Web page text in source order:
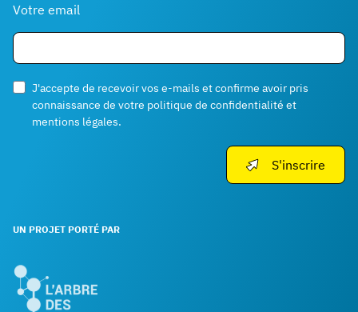
Votre email
J'accepte de recevoir vos e-mails et confirme avoir pris
connaissance de votre politique de confidentialité et
mentions légales.
S'inscrire
UN PROJET PORTÉ PAR